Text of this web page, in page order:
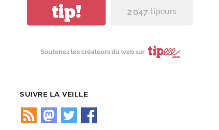
tip! 2 047 tipeurs
Soutenez les créateurs du web sur
SUIVRE LA VEILLE